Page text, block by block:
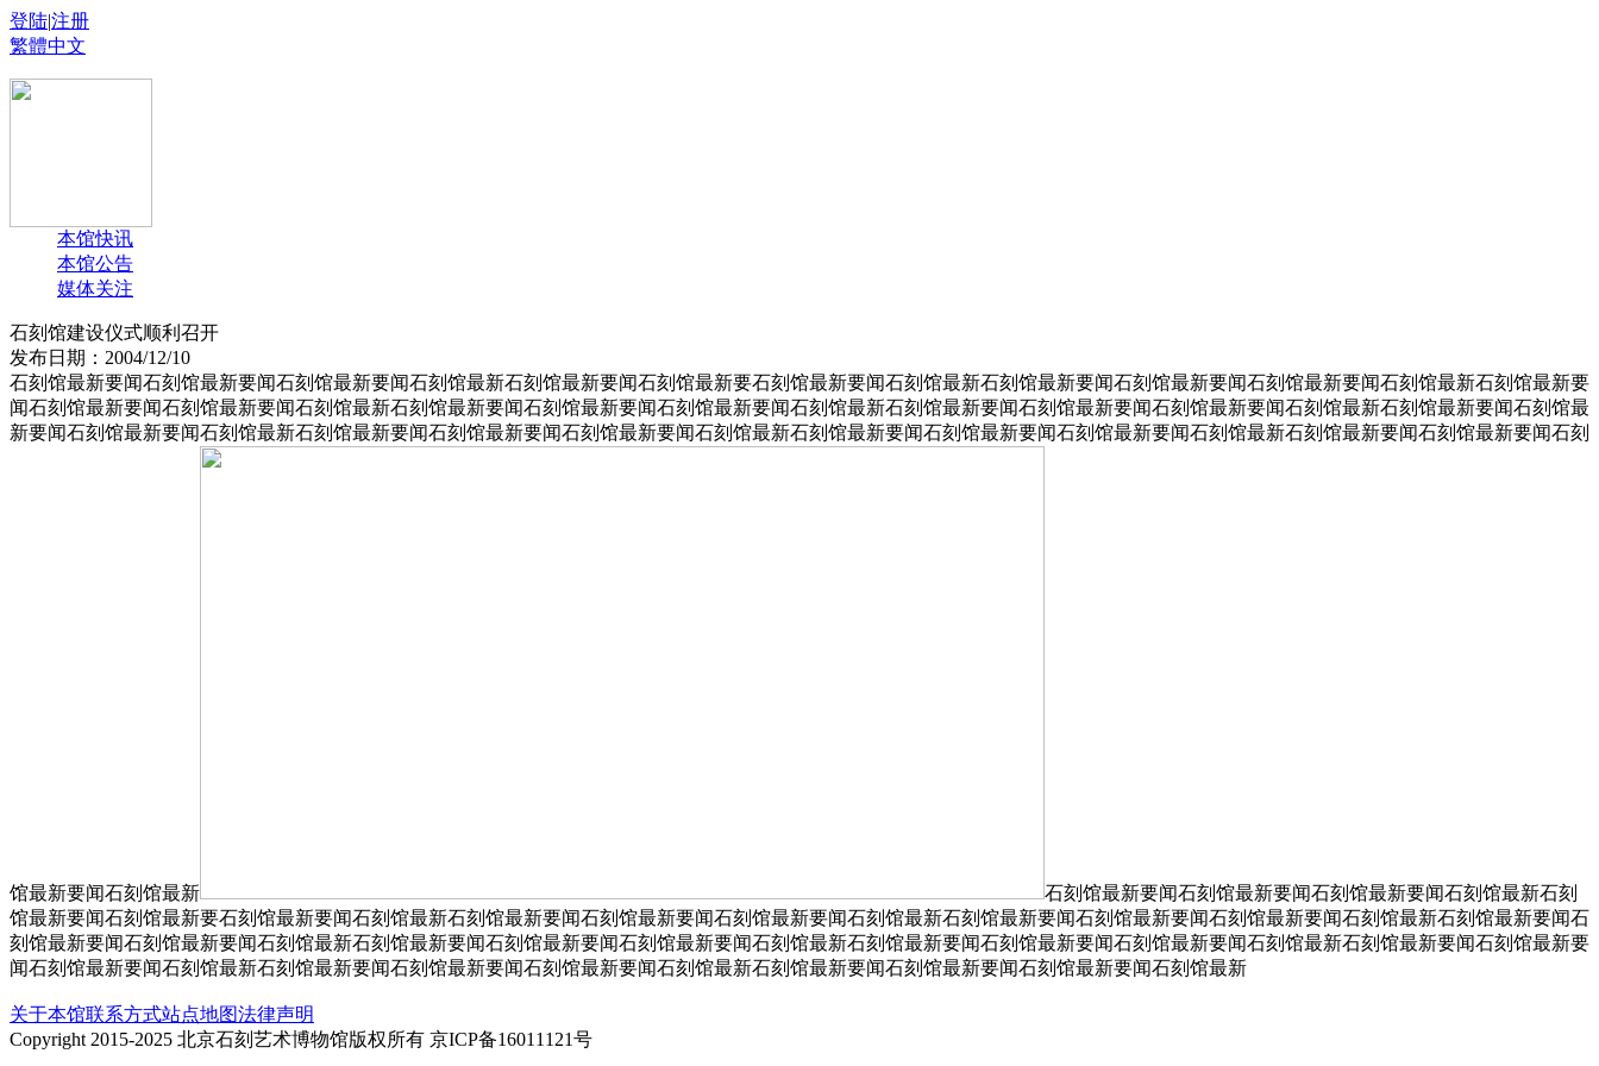
登陆|注册
繁體中文
本馆快讯
本馆公告
媒体关注
石刻馆建设仪式顺利召开
发布日期：2004/12/10
石刻馆最新要闻石刻馆最新要闻石刻馆最新要闻石刻馆最新石刻馆最新要闻石刻馆最新要石刻馆最新要闻石刻馆最新石刻馆最新要闻石刻馆最新要闻石刻馆最新要闻石刻馆最新石刻馆最新要
闻石刻馆最新要闻石刻馆最新要闻石刻馆最新石刻馆最新要闻石刻馆最新要闻石刻馆最新要闻石刻馆最新石刻馆最新要闻石刻馆最新要闻石刻馆最新要闻石刻馆最新石刻馆最新要闻石刻馆最
新要闻石刻馆最新要闻石刻馆最新石刻馆最新要闻石刻馆最新要闻石刻馆最新要闻石刻馆最新石刻馆最新要闻石刻馆最新要闻石刻馆最新要闻石刻馆最新石刻馆最新要闻石刻馆最新要闻石刻
馆最新要闻石刻馆最新
石刻馆最新要闻石刻馆最新要闻石刻馆最新要闻石刻馆最新石刻
馆最新要闻石刻馆最新要石刻馆最新要闻石刻馆最新石刻馆最新要闻石刻馆最新要闻石刻馆最新要闻石刻馆最新石刻馆最新要闻石刻馆最新要闻石刻馆最新要闻石刻馆最新石刻馆最新要闻石
刻馆最新要闻石刻馆最新要闻石刻馆最新石刻馆最新要闻石刻馆最新要闻石刻馆最新要闻石刻馆最新石刻馆最新要闻石刻馆最新要闻石刻馆最新要闻石刻馆最新石刻馆最新要闻石刻馆最新要
闻石刻馆最新要闻石刻馆最新石刻馆最新要闻石刻馆最新要闻石刻馆最新要闻石刻馆最新石刻馆最新要闻石刻馆最新要闻石刻馆最新要闻石刻馆最新
关于本馆联系方式站点地图法律声明
Copyright 2015-2025 北京石刻艺术博物馆版权所有 京ICP备16011121号